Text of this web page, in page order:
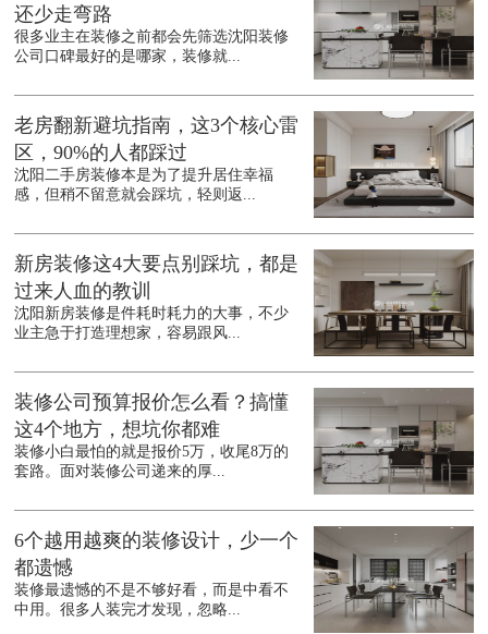
还少走弯路
很多业主在装修之前都会先筛选沈阳装修
公司口碑最好的是哪家，装修就...
老房翻新避坑指南，这3个核心雷
区，90%的人都踩过
沈阳二手房装修本是为了提升居住幸福
感，但稍不留意就会踩坑，轻则返...
新房装修这4大要点别踩坑，都是
过来人血的教训
沈阳新房装修是件耗时耗力的大事，不少
业主急于打造理想家，容易跟风...
装修公司预算报价怎么看？搞懂
这4个地方，想坑你都难
装修小白最怕的就是报价5万，收尾8万的
套路。面对装修公司递来的厚...
6个越用越爽的装修设计，少一个
都遗憾
装修最遗憾的不是不够好看，而是中看不
中用。很多人装完才发现，忽略...